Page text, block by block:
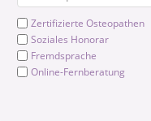
Zertifizierte Osteopathen
Soziales Honorar
Fremdsprache
Online-Fernberatung